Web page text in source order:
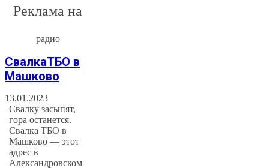
Реклама на
радио
СвалкаТБО в
Машково
13.01.2023
Свалку засыпят,
гора останется.
Свалка ТБО в
Машково — этот
адрес в
Александровском